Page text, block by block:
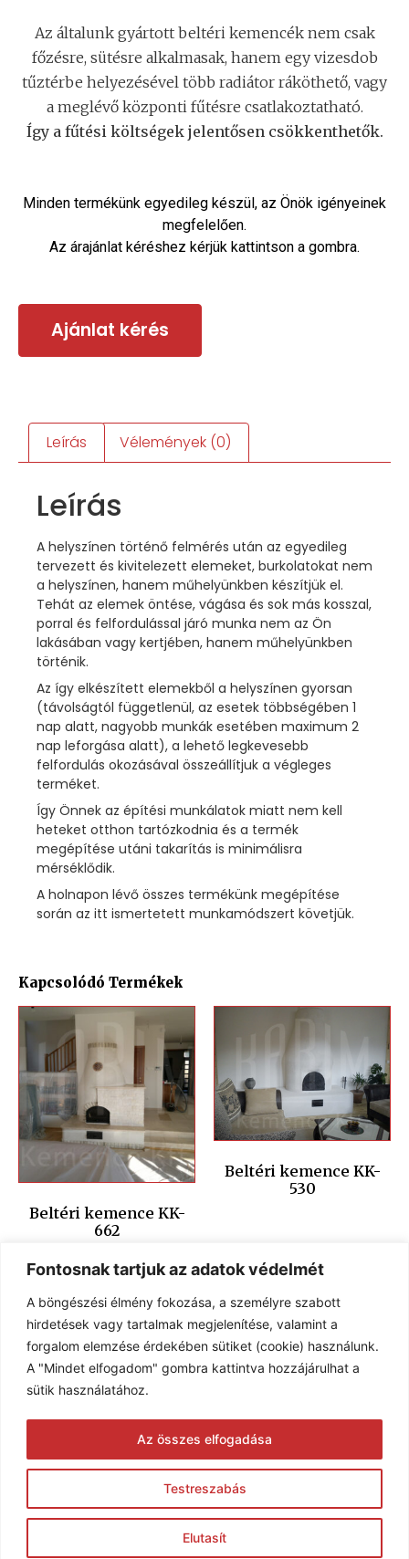
Fontosnak tartjuk az adatok védelmét
A böngészési élmény fokozása, a személyre szabott
hirdetések vagy tartalmak megjelenítése, valamint a
forgalom elemzése érdekében sütiket (cookie) használunk.
A "Mindet elfogadom" gombra kattintva hozzájárulhat a
sütik használatához.
Testreszabás
Elutasít
Az összes elfogadása
Az általunk gyártott beltéri kemencék nem csak
főzésre, sütésre alkalmasak, hanem egy vizesdob
tűztérbe helyezésével több radiátor ráköthető, vagy
a meglévő központi fűtésre csatlakoztatható.
Így a fűtési költségek jelentősen csökkenthetők.
Minden termékünk egyedileg készül, az Önök igényeinek
megfelelően.
Az árajánlat kéréshez kérjük kattintson a gombra.
Ajánlat kérés
Leírás Vélemények (0)
Leírás
A helyszínen történő felmérés után az egyedileg
tervezett és kivitelezett elemeket, burkolatokat nem
a helyszínen, hanem műhelyünkben készítjük el.
Tehát az elemek öntése, vágása és sok más kosszal,
porral és felfordulással járó munka nem az Ön
lakásában vagy kertjében, hanem műhelyünkben
történik.
Az így elkészített elemekből a helyszínen gyorsan
(távolságtól függetlenül, az esetek többségében 1
nap alatt, nagyobb munkák esetében maximum 2
nap leforgása alatt), a lehető legkevesebb
felfordulás okozásával összeállítjuk a végleges
terméket.
Így Önnek az építési munkálatok miatt nem kell
heteket otthon tartózkodnia és a termék
megépítése utáni takarítás is minimálisra
mérséklődik.
A holnapon lévő összes termékünk megépítése
során az itt ismertetett munkamódszert követjük.
Kapcsolódó Termékek
Beltéri kemence KK-
662
Beltéri kemence KK-
530
Beltéri kemence KK-
408
Beltéri kemence KK-39
© 2005-2026 Karim Kft. Minden jog fenntartva.